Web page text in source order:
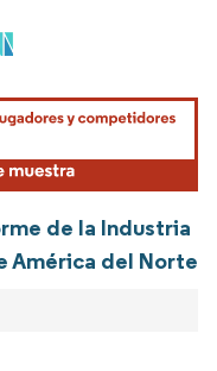
según CC BY 4.0.
de la Industria
América del Norte